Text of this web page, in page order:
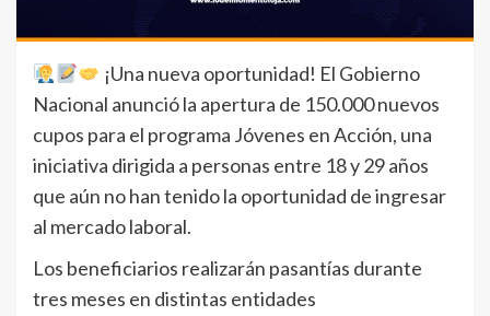
¡Una nueva oportunidad! El Gobierno
Nacional anunció la apertura de 150.000 nuevos
cupos para el programa Jóvenes en Acción, una
iniciativa dirigida a personas entre 18 y 29 años
que aún no han tenido la oportunidad de ingresar
al mercado laboral.
Los beneficiarios realizarán pasantías durante
tres meses en distintas entidades